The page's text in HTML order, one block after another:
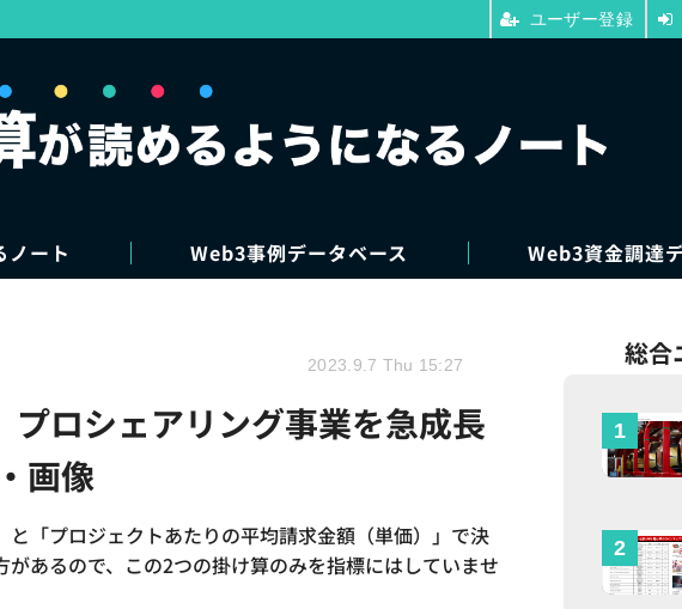
ノート Web3事例データベース Web3資金調達
ロシェアリング事業を急成長
画像
「プロジェクトあたりの平均請求金額（単価）」で決
あるので、この2つの掛け算のみを指標にはしていませ
2023.9.7 Thu 15:27 総合
ユーザー登録